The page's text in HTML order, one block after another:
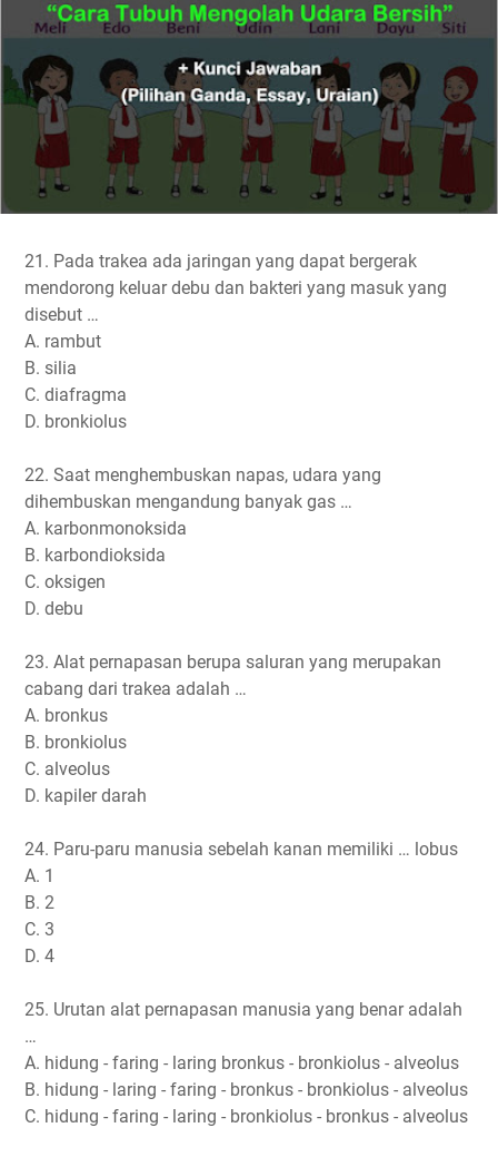
21. Pada trakea ada jaringan yang dapat bergerak
mendorong keluar debu dan bakteri yang masuk yang
disebut …
A. rambut
B. silia
C. diafragma
D. bronkiolus
22. Saat menghembuskan napas, udara yang
dihembuskan mengandung banyak gas …
A. karbonmonoksida
B. karbondioksida
C. oksigen
D. debu
23. Alat pernapasan berupa saluran yang merupakan
cabang dari trakea adalah …
A. bronkus
B. bronkiolus
C. alveolus
D. kapiler darah
24. Paru-paru manusia sebelah kanan memiliki … lobus
A. 1
B. 2
C. 3
D. 4
25. Urutan alat pernapasan manusia yang benar adalah
…
A. hidung - faring - laring bronkus - bronkiolus - alveolus
B. hidung - laring - faring - bronkus - bronkiolus - alveolus
C. hidung - faring - laring - bronkiolus - bronkus - alveolus